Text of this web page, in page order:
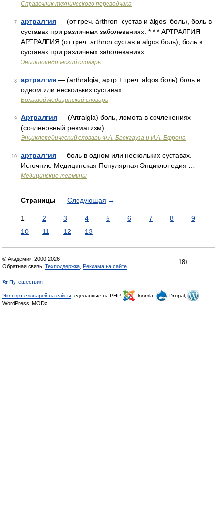
Справочник технического переводчика
7 артралгия — (от греч. árthron сустав и álgos боль), боль в
суставах при различных заболеваниях. * * * АРТРАЛГИЯ
АРТРАЛГИЯ (от греч. arthron сустав и algos боль), боль в
суставах при различных заболеваниях …
Энциклопедический словарь
8 артралгия — (arthralgia; артр + греч. algos боль) боль в
одном или нескольких суставах …
Большой медицинский словарь
9 Артралгия — (Artralgia) боль, ломота в сочленениях
(сочленовный ревматизм) …
Энциклопедический словарь Ф.А. Брокгауза и И.А. Ефрона
10 артралгия — боль в одном или нескольких суставах.
Источник: Медицинская Популярная Энциклопедия …
Медицинские термины
Страницы Следующая →
1 2 3 4 5 6 7 8
9
10
11 12 13
18+
© Академик, 2000-2026
Обратная связь: Техподдержка Реклама на сайте
👣 Путешествия
Экспорт словарей на сайты , сделанные на PHP, Joomla,
Drupal,
WordPress, MODx.